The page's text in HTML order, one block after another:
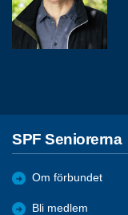
SPF Seniorerna
Om förbundet
Bli medlem